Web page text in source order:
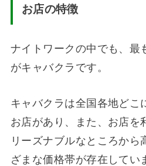
お店の特徴
ナイトワークの中でも、最
がキャバクラです。
キャバクラは全国各地どこ
お店があり、また、お店を
リーズナブルなところから
ざまな価格帯が存在してい